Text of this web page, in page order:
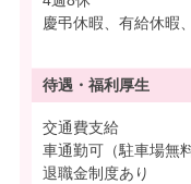
慶弔休暇、有給休暇
待遇・ 福利厚生
交通費支給
車通勤可（駐車場無料
退職金制度あり